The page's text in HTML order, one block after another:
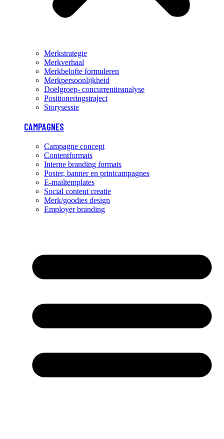
Merkstrategie
Merkverhaal
Merkbelofte formuleren
Merkpersoonlijkheid
Doelgroep- concurrentieanalyse
Positioneringstraject
Storysessie
CAMPAGNES
Campagne concept
Contentformats
Interne branding formats
Poster, banner en printcampagnes
E-mailtemplates
Social content creatie
Merk/goodies design
Employer branding